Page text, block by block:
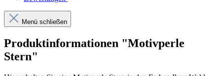
Menü schließen
Produktinformationen "Motivperle
Stern"